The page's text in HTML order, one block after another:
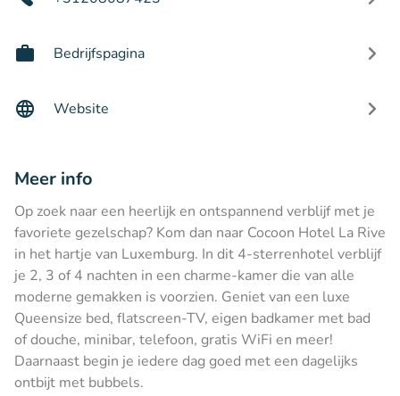
Bedrijfspagina
Website
Meer info
Op zoek naar een heerlijk en ontspannend verblijf met je
favoriete gezelschap? Kom dan naar Cocoon Hotel La Rive
in het hartje van Luxemburg. In dit 4-sterrenhotel verblijf
je 2, 3 of 4 nachten in een charme-kamer die van alle
moderne gemakken is voorzien. Geniet van een luxe
Queensize bed, flatscreen-TV, eigen badkamer met bad
of douche, minibar, telefoon, gratis WiFi en meer!
Daarnaast begin je iedere dag goed met een dagelijks
ontbijt met bubbels.